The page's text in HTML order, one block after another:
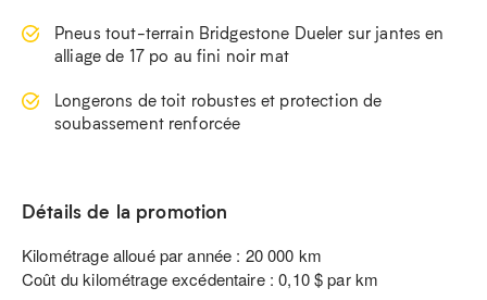
Pneus tout-terrain Bridgestone Dueler sur jantes en
alliage de 17 po au fini noir mat
Longerons de toit robustes et protection de
soubassement renforcée
Détails de la promotion
Kilométrage alloué par année : 20 000 km
Coût du kilométrage excédentaire : 0,10 $ par km